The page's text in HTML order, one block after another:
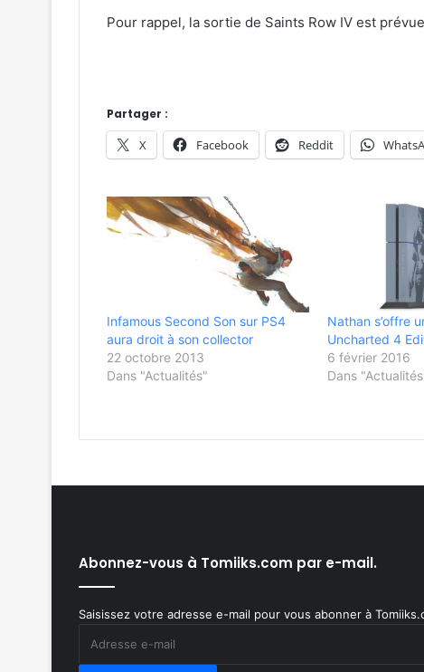
Pour rappel, la sortie de Saints Row IV est
Partager :
X Facebook Reddit
Infamous Second Son sur PS4
aura droit à son collector
22 octobre 2013
Dans "Actualités"
Nathan s’offre
Uncharted 4
6 février 2016
Dans
Abonnez-vous à Tomiiks.com par e-mail.
Saisissez votre adresse e-mail pour vous abonner à